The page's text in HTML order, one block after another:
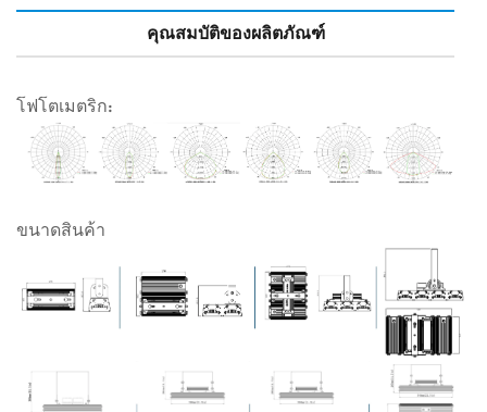
คุณสมบัติของผลิตภัณฑ์
โฟโตเมตริก:
ขนาดสินค้า